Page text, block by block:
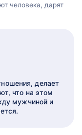
человека, дарят
делает
что на этом
мужчиной и